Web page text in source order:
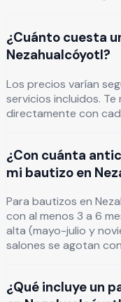
¿Cuánto cuesta
Nezahualcóyotl?
Los precios varían
servicios incluidos.
directamente con
¿Con cuánta
mi bautizo en
Para bautizos en
con al menos 3 a 6
alta (mayo-julio y
salones se agotan
¿Qué incluye un